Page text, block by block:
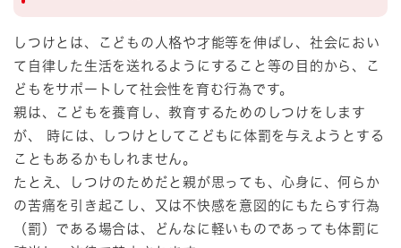
しつけとは、こどもの人格や才能等を伸ばし、社会におい
て自律した生活を送れるようにすること等の目的から、こ
どもをサポートして社会性を育む行為です。
親は、こどもを養育し、教育するためのしつけをします
が、 時には、しつけとしてこどもに体罰を与えようとする
こともあるかもしれません。
たとえ、しつけのためだと親が思っても、心身に、何らか
の苦痛を引き起こし、又は不快感を意図的にもたらす行為
（罰）である場合は、どんなに軽いものであっても体罰に